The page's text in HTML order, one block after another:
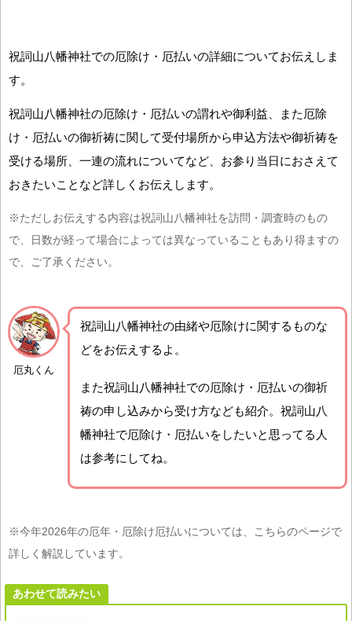
祝詞山八幡神社での厄除け・厄払いの詳細についてお伝えしま
す。
祝詞山八幡神社の厄除け・厄払いの謂れや御利益、また厄除
け・厄払いの御祈祷に関して受付場所から申込方法や御祈祷を
受ける場所、一連の流れについてなど、お参り当日におさえて
おきたいことなど詳しくお伝えします。
※ただしお伝えする内容は祝詞山八幡神社を訪問・調査時のもの
で、日数が経って場合によっては異なっていることもあり得ますの
で、ご了承ください。
厄丸くん
祝詞山八幡神社の由緒や厄除けに関するものな
どをお伝えするよ。
また祝詞山八幡神社での厄除け・厄払いの御祈
祷の申し込みから受け方なども紹介。祝詞山八
幡神社で厄除け・厄払いをしたいと思ってる人
は参考にしてね。
※今年2026年の厄年・厄除け厄払いについては、こちらのページで
詳しく解説しています。
あわせて読みたい